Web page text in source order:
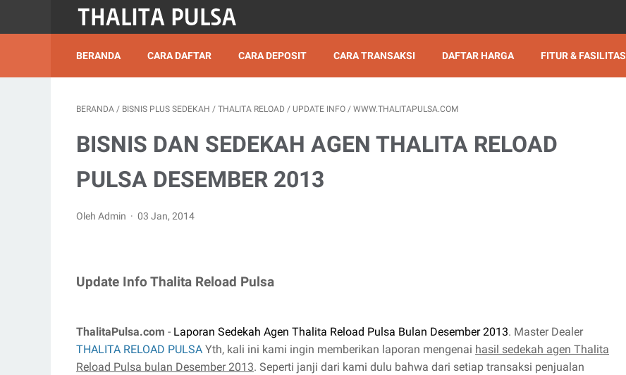
BERANDA CARA DAFTAR CARA DEPOSIT CARA TRANSAKSI DAFTAR HARGA FITUR & FASILITAS
BERANDA / BISNIS PLUS SEDEKAH / THALITA RELOAD / UPDATE INFO / WWW.THALITAPULSA.COM
BISNIS DAN SEDEKAH AGEN THALITA RELOAD
PULSA DESEMBER 2013
Oleh Admin 03 Jan, 2014
Update Info Thalita Reload Pulsa
ThalitaPulsa.com - Laporan Sedekah Agen Thalita Reload Pulsa Bulan Desember 2013. Master Dealer
THALITA RELOAD PULSA Yth, kali ini kami ingin memberikan laporan mengenai hasil sedekah agen Thalita
Reload Pulsa bulan Desember 2013. Seperti janji dari kami dulu bahwa dari setiap transaksi penjualan